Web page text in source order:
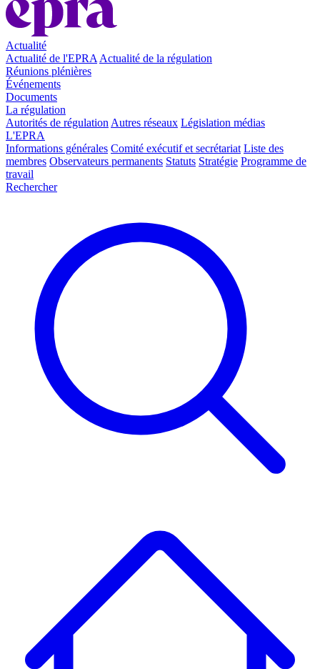
Actualité
Actualité de l'EPRA Actualité de la régulation
Réunions plénières
Événements
Documents
La régulation
Autorités de régulation Autres réseaux Législation médias
L'EPRA
Informations générales Comité exécutif et secrétariat Liste des
membres Observateurs permanents Statuts Stratégie Programme de
travail
Rechercher